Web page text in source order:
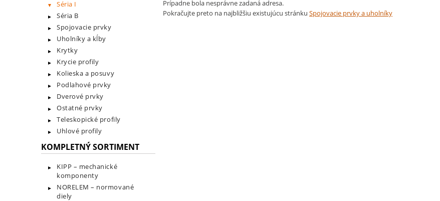
Séria I
Séria B
Spojovacie prvky
Uholníky a kĺby
Krytky
Krycie profily
Kolieska a posuvy
Podlahové prvky
Dverové prvky
Ostatné prvky
Teleskopické profily
Uhlové profily
KOMPLETNÝ SORTIMENT
KIPP – mechanické
komponenty
NORELEM – normované
diely
Prípadne bola nesprávne zadaná adresa.
Pokračujte preto na najbližšiu existujúcu stránkuSpojovacie prvky a uholníky